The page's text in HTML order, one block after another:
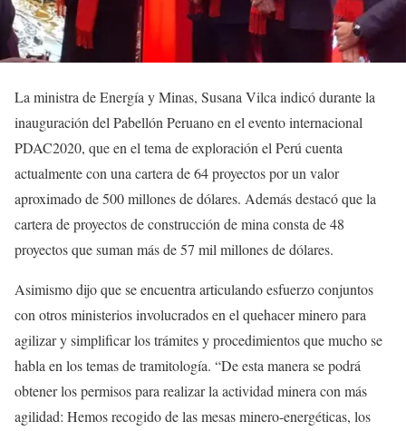
La ministra de Energía y Minas, Susana Vilca indicó durante la
inauguración del Pabellón Peruano en el evento internacional
PDAC2020, que en el tema de exploración el Perú cuenta
actualmente con una cartera de 64 proyectos por un valor
aproximado de 500 millones de dólares. Además destacó que la
cartera de proyectos de construcción de mina consta de 48
proyectos que suman más de 57 mil millones de dólares.
Asimismo dijo que se encuentra articulando esfuerzo conjuntos
con otros ministerios involucrados en el quehacer minero para
agilizar y simplificar los trámites y procedimientos que mucho se
habla en los temas de tramitología. “De esta manera se podrá
obtener los permisos para realizar la actividad minera con más
agilidad: Hemos recogido de las mesas minero-energéticas, los